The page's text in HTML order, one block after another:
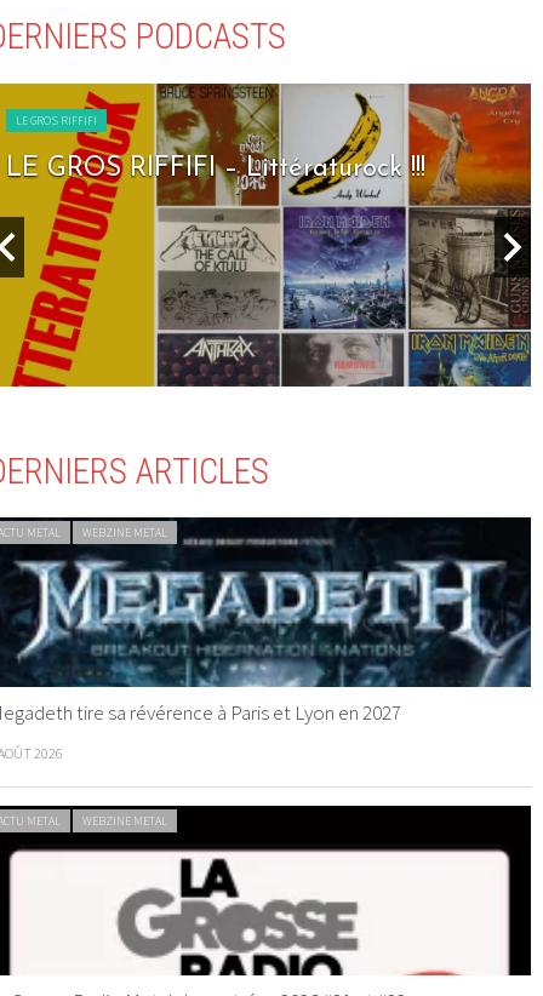
PODCASTS
LE GROS RIFFIFI
LE GROS RIFFIFI – Littératurock !!!
ARTICLES
METAL WEBZINE METAL
tire sa révérence à Paris et Lyon en 2027
2026
METAL WEBZINE METAL